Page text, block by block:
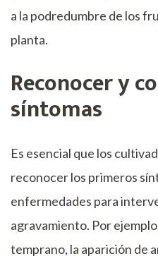
a la podredumbre de los
planta.
Reconocer y
síntomas
Es esencial que los
reconocer los primeros
enfermedades para
agravamiento. Por
temprano, la aparición de